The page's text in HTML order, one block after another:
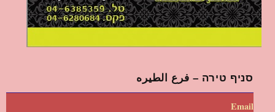
סניף טירה – فرع الطيره
Email